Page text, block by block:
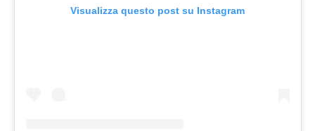
Visualizza questo post su Instagram